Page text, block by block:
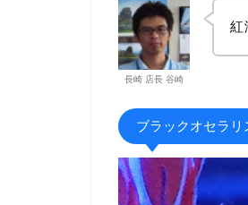
長崎 店長 谷崎
紅
ブラックオセラリ